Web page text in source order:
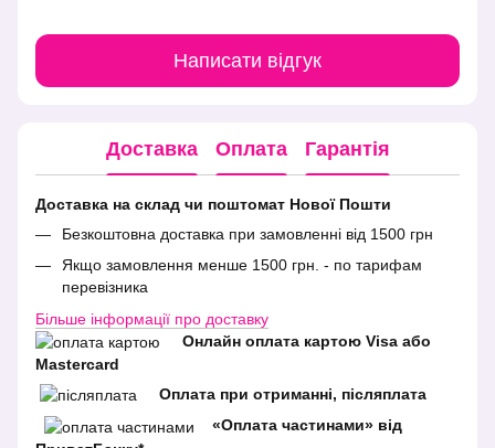
Написати відгук
Доставка Оплата Гарантія
Доставка на склад чи поштомат Нової Пошти
Безкоштовна доставка при замовленні від 1500 грн
Якщо замовлення менше 1500 грн. - по тарифам
перевізника
Більше інформації про доставку
Онлайн оплата картою Visa або
Mastercard
Оплата при отриманні, післяплата
«Оплата частинами» від